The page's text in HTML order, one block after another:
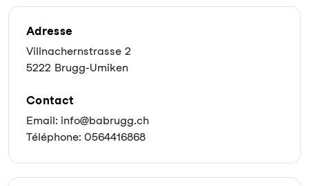
Adresse
Villnachernstrasse 2
5222 Brugg-Umiken
Contact
Email: info@babrugg.ch
Téléphone: 0564416868